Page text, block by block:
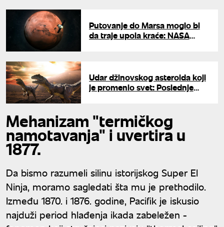
Putovanje do Marsa moglo bi
da traje upola kraće: NASA
Udar džinovskog asteroida koji
je promenio svet: Poslednje
Mehanizam "termičkog
namotavanja" i uvertira u
1877.
Da bismo razumeli silinu istorijskog Super El
Ninja, moramo sagledati šta mu je prethodilo.
Između 1870. i 1876. godine, Pacifik je iskusio
najduži period hlađenja ikada zabeležen -